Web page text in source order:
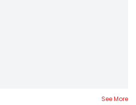
See More